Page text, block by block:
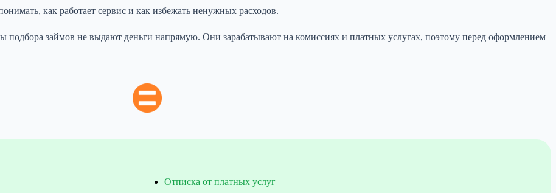
как работает сервис и как избежать ненужных расходов.
займов не выдают деньги напрямую. Они зарабатывают на комиссиях и платных услугах, поэтому перед оформлением
Отписка от платных услуг